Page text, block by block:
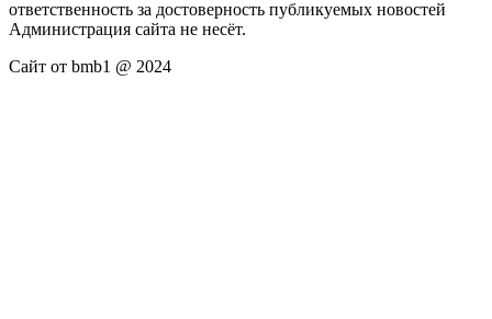
ответственность за достоверность публикуемых новостей
Администрация сайта не несёт.
Сайт от bmb1 @ 2024